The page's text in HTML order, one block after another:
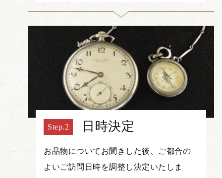
日時決定
お品物についてお聞きした後、ご都合の
よいご訪問日時を調整し決定いたしま